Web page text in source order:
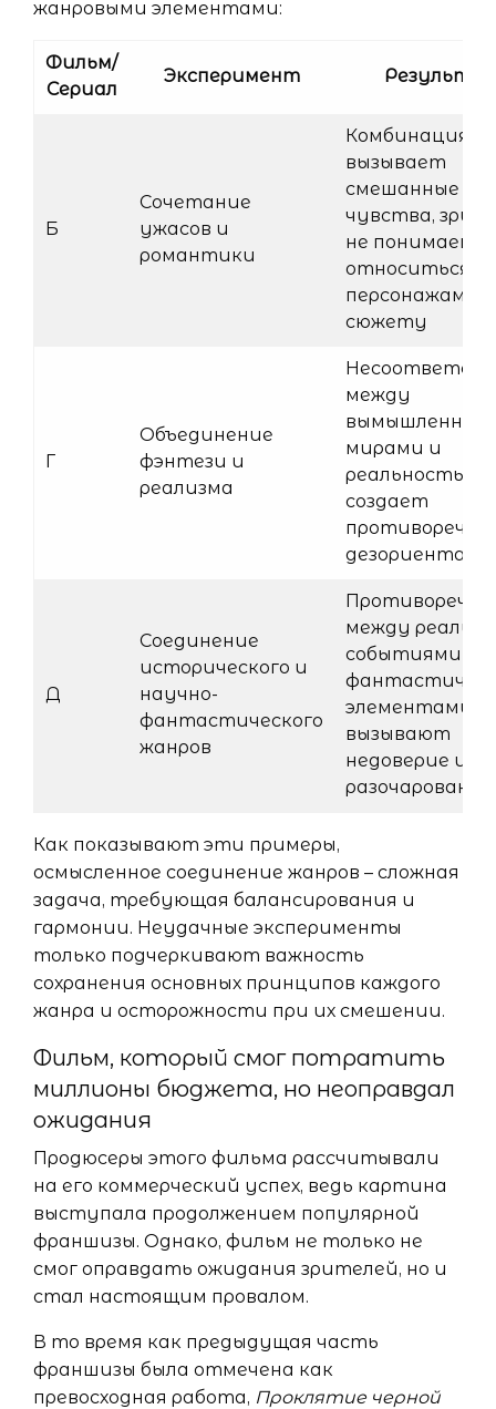
жанровыми элементами:
Фильм/
Сериал
Эксперимент
Б
Сочетание
ужасов и
романтики
Комбинация
вызывает
смешанные
чувства,
не понимает,
относиться к
персонажам и
сюжету
Г
Объединение
фэнтези и
реализма
между
мирами и
реальностью
создает
противоречия
Д
Соединение
исторического и
научно-
фантастического
жанров
Противоречия
между
событиями и
элементами
вызывают
недоверие и
разочарование
Как показывают эти примеры,
осмысленное соединение жанров – сложная
задача, требующая балансирования и
гармонии. Неудачные эксперименты
только подчеркивают важность
сохранения основных принципов каждого
жанра и осторожности при их смешении.
Фильм, который смог потратить
миллионы бюджета, но неоправдал
ожидания
Продюсеры этого фильма рассчитывали
на его коммерческий успех, ведь картина
выступала продолжением популярной
франшизы. Однако, фильм не только не
смог оправдать ожидания зрителей, но и
стал настоящим провалом.
В то время как предыдущая часть
франшизы была отмечена как
превосходная работа, Проклятие черной